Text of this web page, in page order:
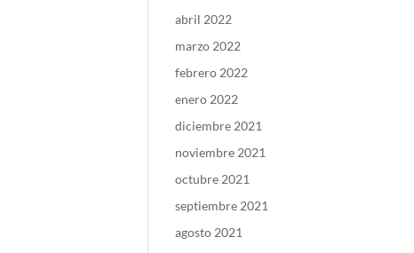
abril 2022
marzo 2022
febrero 2022
enero 2022
diciembre 2021
noviembre 2021
octubre 2021
septiembre 2021
agosto 2021